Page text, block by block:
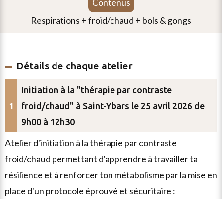
contenus
respirations + froid/chaud + bols & gongs
Détails de chaque atelier
Initiation à la "thérapie par contraste
froid/chaud" à Saint-Ybars le 25 avril 2026 de
9h00 à 12h30
atelier d'initiation à la thérapie par contraste
froid/chaud permettant d'apprendre à travailler ta
résilience et à renforcer ton métabolisme par la mise en
place d'un protocole éprouvé et sécuritaire :